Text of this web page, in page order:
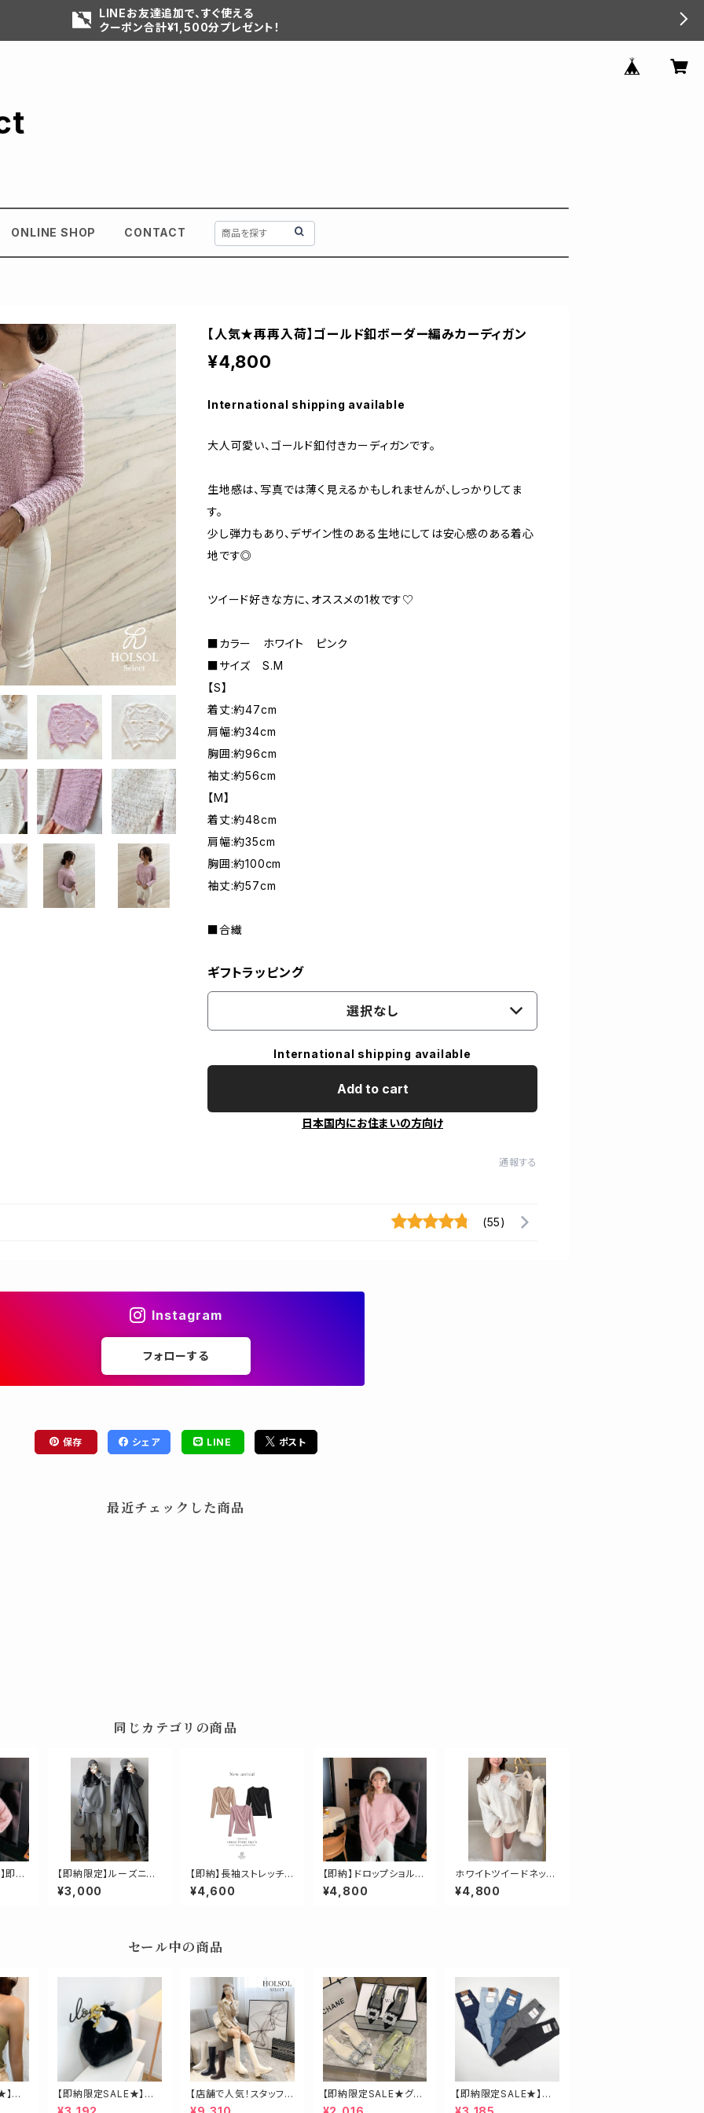
LINEお友達追加で、すぐ使える
クーポン合計¥1,500分プレゼント！
ONLINE SHOP CONTACT
【人気★再再入荷】ゴールド釦ボーダー編みカーディガン
¥4,800
International shipping available
大人可愛い、ゴールド釦付きカーディガンです。
生地感は、写真では薄く見えるかもしれませんが、しっかりしてま
す。
少し弾力もあり、デザイン性のある生地にしては安心感のある着心
地です◎
ツイード好きな方に、オススメの1枚です♡
■カラー ホワイト ピンク
■サイズ S.M
【S】
着丈:約47cm
肩幅:約34cm
胸囲:約96cm
袖丈:約56cm
【M】
着丈:約48cm
肩幅:約35cm
胸囲:約100cm
袖丈:約57cm
■合繊
ギフトラッピング
選択なし
International shipping available
Add to cart
日本国内にお住まいの方向け
通報する
(55)
Instagram
フォローする
保存 シェア LINE ポスト
最近チェックした商品
同じカテゴリの商品
即
【即納限定】ルーズニット
アップ
¥3,000
【即納】長袖ストレッチク
ロストップス
¥4,600
【即納】ドロップショルダ
ーカラーニット
¥4,800
ホワイトツイードネック
ニット
¥4,800
セール中の商品
ク
【即納限定SALE★】エ
コファービッグチェーン
【店舗で人気！スタッフも
オススメ】ゴールド金具
【即納限定SALE★グリ
ーン23.5】ビジューミュ
【即納限定SALE★】超
ストレッチ！ハイウエスト